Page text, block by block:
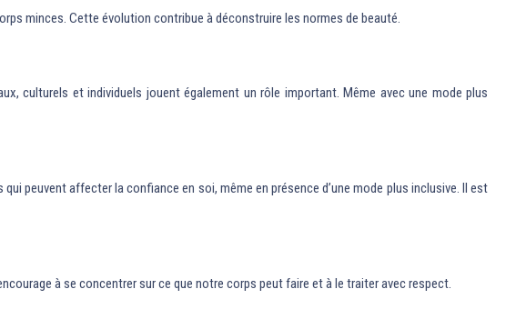
minces. Cette évolution contribue à déconstruire les normes de beauté.
culturels et individuels jouent également un rôle important. Même avec une mode plus
peuvent affecter la confiance en soi, même en présence d’une mode plus inclusive. Il est
à se concentrer sur ce que notre corps peut faire et à le traiter avec respect.